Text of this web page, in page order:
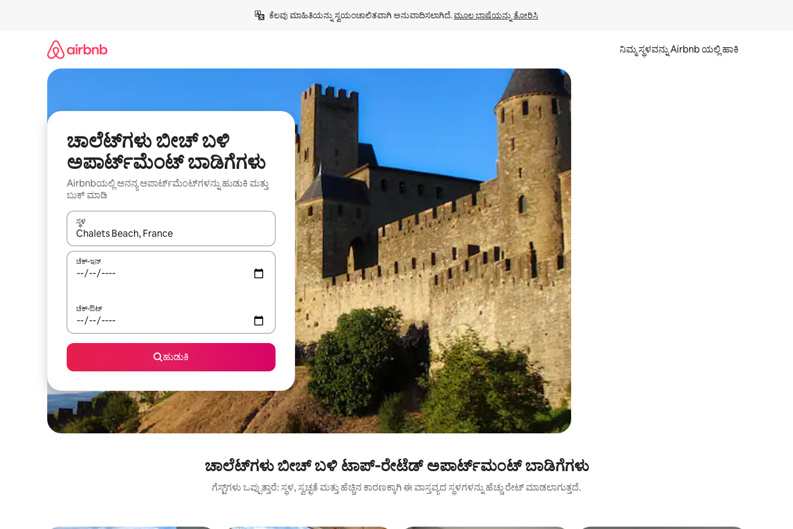
ಕೆಲವು ಮಾಹಿತಿಯನ್ನು ಸ್ವಯಂಚಾಲಿತವಾಗಿ ಅನುವಾದಿಸಲಾಗಿದೆ. ಮೂಲ ಭಾಷೆಯನ್ನು ತೋರಿಸಿ
ನಿಮ್ಮ ಸ್ಥಳವನ್ನು Airbnb ಯಲ್ಲಿ ಹಾಕಿ
ಚಾಲೆಟ್‌ಗಳು ಬೀಚ್ ಬಳಿ
ಅಪಾರ್ಟ್‌ಮೆಂಟ್ ಬಾಡಿಗೆಗಳು
Airbnbಯಲ್ಲಿ ಅನನ್ಯ ಅಪಾರ್ಟ್‌ಮೆಂಟ್‌ಗಳನ್ನು ಹುಡುಕಿ ಮತ್ತು
ಬುಕ್ ಮಾಡಿ
ಸ್ಥಳ
ಫಲಿತಾಂಶಗಳು ಲಭ್ಯವಿರುವಾಗ, ಅಪ್ ಮತ್ತು ಡೌನ್ ಬಾಣದ ಕೀಲಿಗಳೊಂದಿಗೆ ನ್ಯಾವಿಗೇಟ್ ಮಾಡಿ ಅಥವಾ ಸ್ಪರ್ಶ ಅಥವಾ ಸ್ವೈಪ್ ಗೆಸ್ಚರ್‌ಗಳ ಮೂಲಕ ಅನ್ವೇಷಿಸಿ.
ಚೆಕ್-ಇನ್
ಚೆಕ್-ಔಟ್
ಹುಡುಕಿ
ಚಾಲೆಟ್‌ಗಳು ಬೀಚ್ ಬಳಿ ಟಾಪ್-ರೇಟೆಡ್ ಅಪಾರ್ಟ್‌ಮಂಟ್ ಬಾಡಿಗೆಗಳು
ಗೆಸ್ಟ್‌ಗಳು ಒಪ್ಪುತ್ತಾರೆ: ಸ್ಥಳ, ಸ್ವಚ್ಛತೆ ಮತ್ತು ಹೆಚ್ಚಿನ ಕಾರಣಕ್ಕಾಗಿ ಈ ವಾಸ್ತವ್ಯದ ಸ್ಥಳಗಳನ್ನು ಹೆಚ್ಚು ರೇಟ್ ಮಾಡಲಾಗುತ್ತದೆ.